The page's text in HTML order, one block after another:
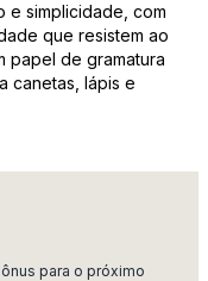
e simplicidade, com
que resistem ao
papel de gramatura
canetas, lápis e
para o próximo